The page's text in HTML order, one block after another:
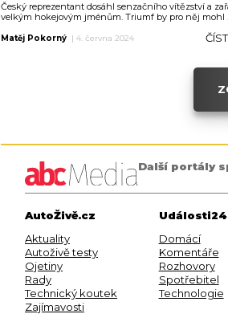
Český reprezentant dosáhl senzačního vítězství a
velkým hokejovým jménům. Triumf by pro něj mohl
Matěj Pokorný | 4. června 2024
Další portály
AutoŽivě.cz
Aktuality
Autoživě testy
Ojetiny
Rady
Technický koutek
Zajímavosti
Domácí
Komentáře
Rozhovory
Spotřebitel
Technologie